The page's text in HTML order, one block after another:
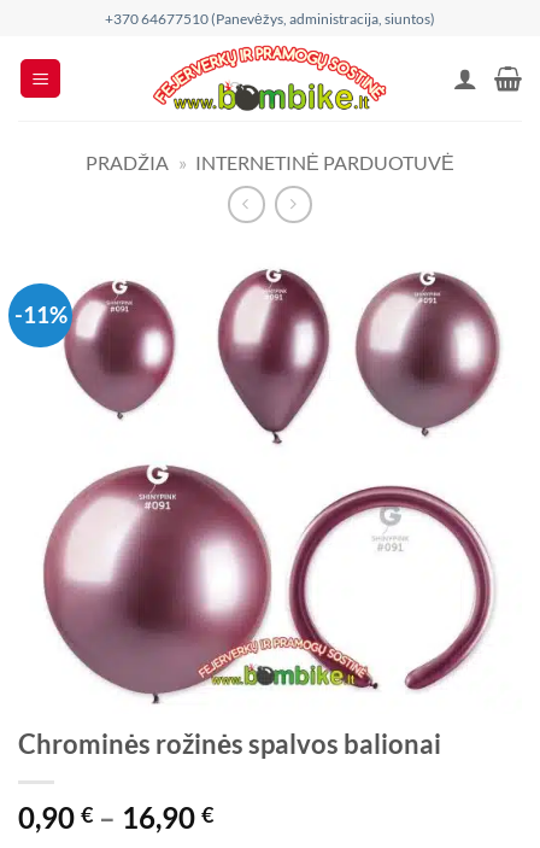
content
+370 64677510 (Panevėžys, administracija, siuntos)
PRADŽIA » INTERNETINĖ PARDUOTUVĖ
-11%
Chrominės rožinės spalvos balionai
0,90 € – 16,90 €Price